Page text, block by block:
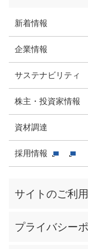
新着情報
企業情報
サステナビリティ
株主・投資家情報
資材調達
採用情報
サイトのご利
プライバシー